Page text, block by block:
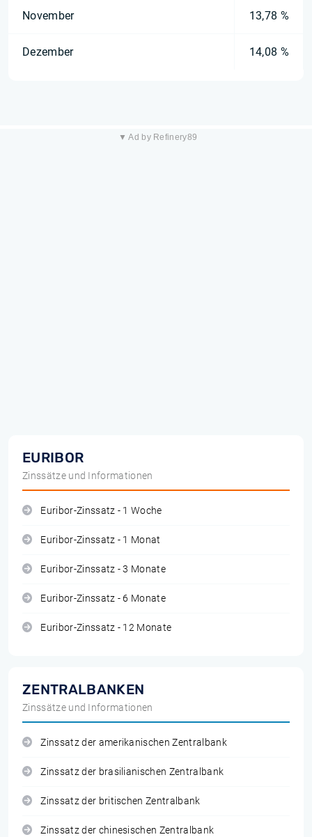
November 13,78 %
Dezember 14,08 %
▼ Ad by Refinery89
EURIBOR
Zinssätze und Informationen
Euribor-Zinssatz - 1 Woche
Euribor-Zinssatz - 1 Monat
Euribor-Zinssatz - 3 Monate
Euribor-Zinssatz - 6 Monate
Euribor-Zinssatz - 12 Monate
ZENTRALBANKEN
Zinssätze und Informationen
Zinssatz der amerikanischen Zentralbank
Zinssatz der brasilianischen Zentralbank
Zinssatz der britischen Zentralbank
Zinssatz der chinesischen Zentralbank